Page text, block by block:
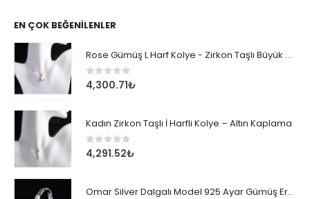
EN ÇOK BEĞENILENLER
Rose Gümüş L Harf Kolye - Zirkon Taşlı Büyük Boy Kadın Kolyesi
0 out of 5
4,300.71₺
Kadın Zirkon Taşlı İ Harfli Kolye – Altın Kaplama
0 out of 5
4,291.52₺
Omar Silver Dalgalı Model 925 Ayar Gümüş Erkek Bileklik